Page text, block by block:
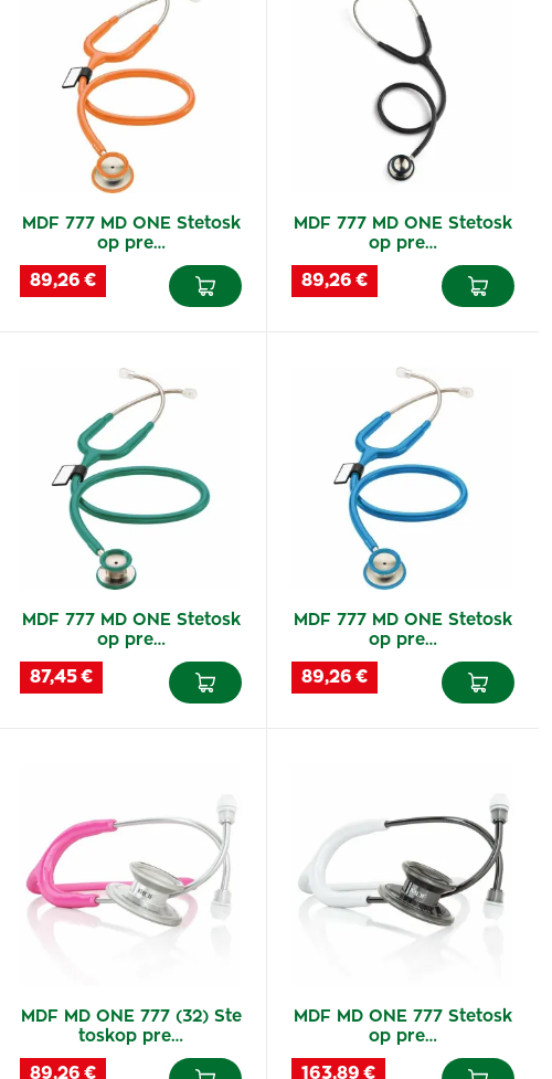
MDF 777 MD ONE Stetosk
op pre…
89,26 €
MDF 777 MD ONE Stetosk
op pre…
89,26 €
MDF 777 MD ONE Stetosk
op pre…
87,45 €
MDF 777 MD ONE Stetosk
op pre…
89,26 €
MDF MD ONE 777 (32) Ste
toskop pre…
89,26 €
MDF MD ONE 777 Stetosk
op pre…
163,89 €